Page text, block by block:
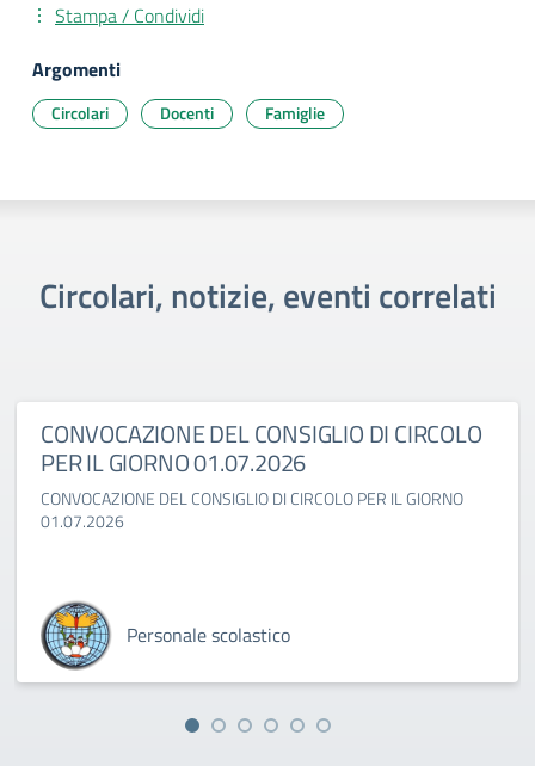
Stampa / Condividi
Argomenti
Circolari Docenti Famiglie
Circolari, notizie, eventi correlati
CONVOCAZIONE DEL CONSIGLIO DI CIRCOLO
PER IL GIORNO 01.07.2026
CONVOCAZIONE DEL CONSIGLIO DI CIRCOLO PER IL GIORNO
01.07.2026
Personale scolastico